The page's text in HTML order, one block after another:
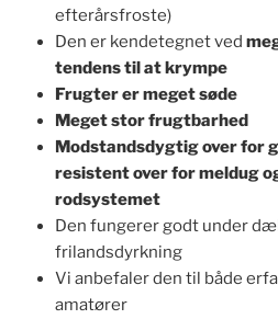
efterårsfroste)
Den er kendetegnet ved
tendens til at krympe
Frugter er meget søde
Meget stor frugtbarhed
Modstandsdygtig over for
resistent over for meldug
rodsystemet
Den fungerer godt under
frilandsdyrkning
Vi anbefaler den til både
amatører